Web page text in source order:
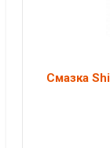
Смазка